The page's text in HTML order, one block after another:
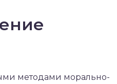
методами морально-